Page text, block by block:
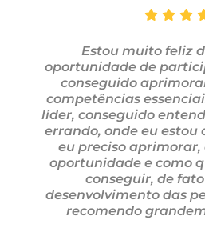
Estou muito feliz
oportunidade de
conseguido
competências
líder, conseguido
errando, onde eu estou
eu preciso aprimorar,
oportunidade e como
conseguir, de
desenvolvimento das
recomendo